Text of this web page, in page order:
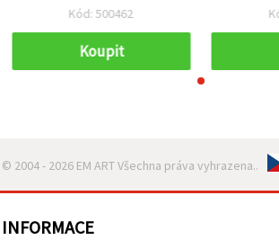
stříbrná barva – 20 ks
Kód: 500462
Koupit
© 2004 - 2026 EM ART Všechna práva vyhrazena..
INFORMACE